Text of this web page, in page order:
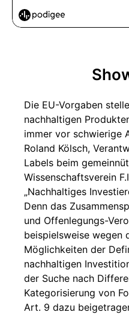
Die EU-Vorgaben
nachhaltigen
immer vor schwierige
Roland Kölsch,
Labels beim
Wissenschaftsverein
„Nachhaltiges
Denn das
und Offenlegungs-
beispielsweise wegen
Möglichkeiten der
nachhaltigen
der Suche nach
Kategorisierung von
Art. 9 dazu